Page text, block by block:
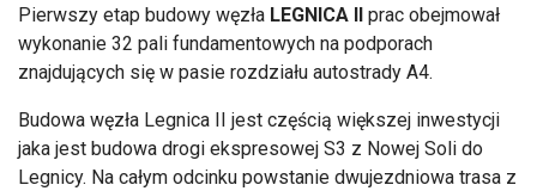
Pierwszy etap budowy węzła LEGNICA II prac obejmował
wykonanie 32 pali fundamentowych na podporach
znajdujących się w pasie rozdziału autostrady A4.
Budowa węzła Legnica II jest częścią większej inwestycji
jaka jest budowa drogi ekspresowej S3 z Nowej Soli do
Legnicy. Na całym odcinku powstanie dwujezdniowa trasa z